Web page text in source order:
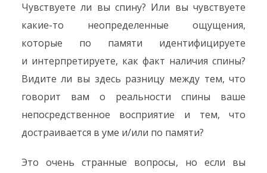
Чувствуете ли вы спину? Или вы чувствуете
какие-то неопределенные ощущения,
которые по памяти идентифицируете
и интерпретируете, как факт наличия спины?
Видите ли вы здесь разницу между тем, что
говорит вам о реальности спины ваше
непосредственное восприятие и тем, что
достраивается в уме и/или по памяти?
Это очень странные вопросы, но если вы